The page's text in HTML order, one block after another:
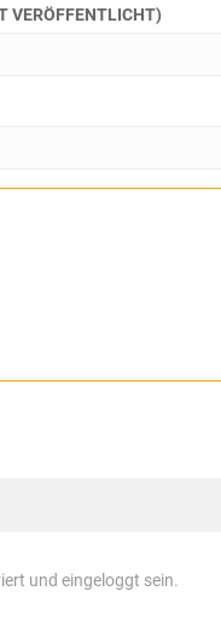
VERÖFFENTLICHT)
und eingeloggt sein.